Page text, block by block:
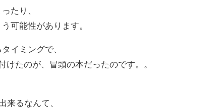
たり、
可能性があります。
イミングで、
けたのが、冒頭の本だったのです。。
来るなんて、